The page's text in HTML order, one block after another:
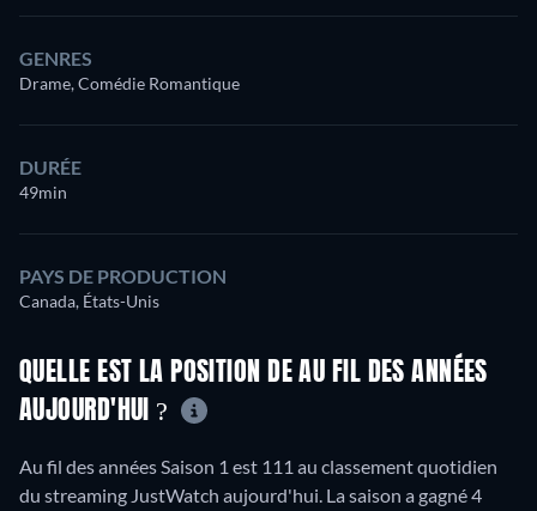
GENRES
Drame, Comédie Romantique
DURÉE
49min
PAYS DE PRODUCTION
Canada, États-Unis
QUELLE EST LA POSITION DE AU FIL DES ANNÉES
AUJOURD'HUI ?
Au fil des années Saison 1 est 111 au classement quotidien
du streaming JustWatch aujourd'hui. La saison a gagné 4